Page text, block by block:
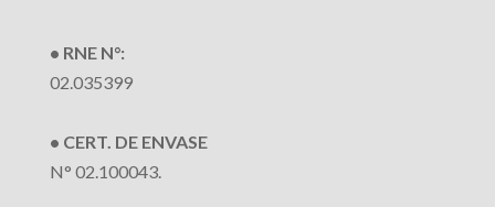
• RNE N°:
02.035399
• CERT. DE ENVASE
N° 02.100043.